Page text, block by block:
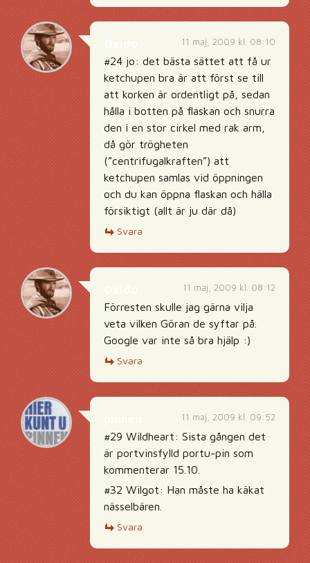
11 maj, 2009 kl. 08:10
#24 jo: det bästa sättet att få ur
ketchupen bra är att först se till
att korken är ordentligt på, sedan
hålla i botten på flaskan och snurra
den i en stor cirkel med rak arm,
då gör trögheten
(”centrifugalkraften”) att
ketchupen samlas vid öppningen
och du kan öppna flaskan och hälla
försiktigt (allt är ju där då)
Svara
11 maj, 2009 kl. 08:12
Förresten skulle jag gärna vilja
veta vilken Göran de syftar på.
Google var inte så bra hjälp :)
Svara
11 maj, 2009 kl. 09:52
#29 Wildheart: Sista gången det
är portvinsfylld portu-pin som
kommenterar 15.10.
#32 Wilgot: Han måste ha käkat
nässelbären.
Svara